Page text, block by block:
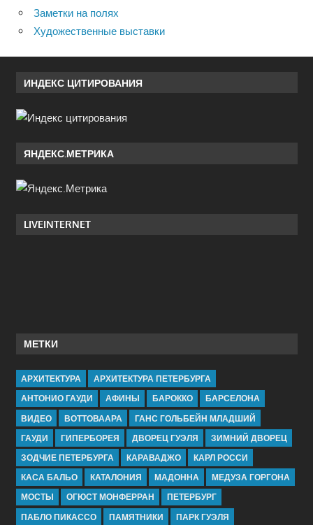
Заметки на полях
Художественные выставки
ИНДЕКС ЦИТИРОВАНИЯ
ЯНДЕКС.МЕТРИКА
LIVEINTERNET
МЕТКИ
АРХИТЕКТУРА
АРХИТЕКТУРА ПЕТЕРБУРГА
АНТОНИО ГАУДИ
АФИНЫ БАРОККО
БАРСЕЛОНА
ВИДЕО
ВОТТОВААРА
ГАНС ГОЛЬБЕЙН МЛАДШИЙ
ГАУДИ
ГИПЕРБОРЕЯ ДВОРЕЦ ГУЭЛЯ
ЗИМНИЙ ДВОРЕЦ
ЗОДЧИЕ ПЕТЕРБУРГА
КАРАВАДЖО
КАРЛ РОССИ
КАСА БАЛЬО
КАТАЛОНИЯ МАДОННА
МЕДУЗА ГОРГОНА
МОСТЫ
ОГЮСТ МОНФЕРРАН
ПЕТЕРБУРГ
ПАБЛО ПИКАССО
ПАМЯТНИКИ ПАРК ГУЭЛЯ